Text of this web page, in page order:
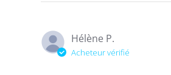
Hélène P.
Acheteur vérifié